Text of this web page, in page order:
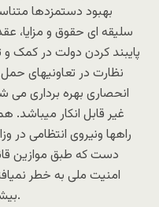
بهبود دستمزدها
سلیقه اى حقوق و مزایا،
پایبند کردن دولت در کمک
نظارت در تعاونیهاى
انحصاری بهره برداری می
غیر قابل انکار
راهها ونیروى انتظامى در
دست که طبق موازین
امنیت ملى به خطر
بیشتر این صنعت سود ده و ملى میشود.